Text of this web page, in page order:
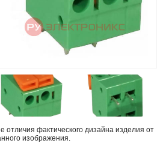
фактического дизайна изделия от
изображения.